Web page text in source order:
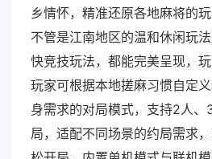
乡情怀，精准还原各地麻将的
不管是江南地区的温和休闲玩
快竞技玩法，都能完美呈现，玩
玩家可根据本地搓麻习惯自定
身需求的对局模式，支持2人
局，适配不同场景的约局需求